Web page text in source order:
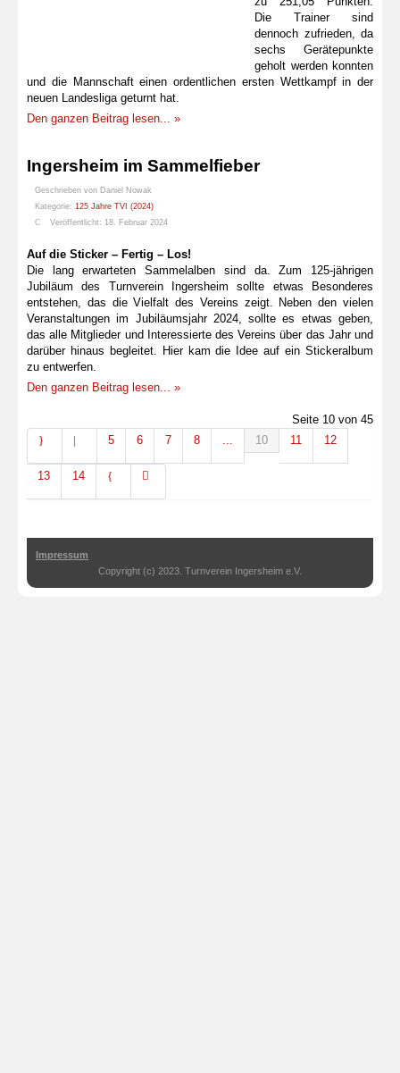
Die Trainer sind
dennoch zufrieden, da
sechs Gerätepunkte
geholt werden konnten
und die Mannschaft einen ordentlichen ersten Wettkampf in der
neuen Landesliga geturnt hat.
Den ganzen Beitrag lesen... »
Ingersheim im Sammelfieber
Geschrieben von Daniel Nowak
Kategorie: 125 Jahre TVI (2024)
Veröffentlicht: 18. Februar 2024
Auf die Sticker – Fertig – Los!
Die lang erwarteten Sammelalben sind da. Zum 125-jährigen
Jubiläum des Turnverein Ingersheim sollte etwas Besonderes
entstehen, das die Vielfalt des Vereins zeigt. Neben den vielen
Veranstaltungen im Jubiläumsjahr 2024, sollte es etwas geben,
das alle Mitglieder und Interessierte des Vereins über das Jahr und
darüber hinaus begleitet. Hier kam die Idee auf ein Stickeralbum
zu entwerfen.
Den ganzen Beitrag lesen... »
Seite 10 von 45
5
6 7 8 10 11 12
13 14
Impressum
Copyright (c) 2023. Turnverein Ingersheim e.V.